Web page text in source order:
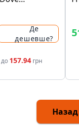
Де
дешевше?
157.94грн
Назад